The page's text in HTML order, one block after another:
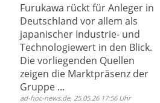
Furukawa rückt für Anleger in
Deutschland vor allem als
japanischer Industrie- und
Technologiewert in den Blick.
Die vorliegenden Quellen
zeigen die Marktpräsenz der
Gruppe ...
ad-hoc-news.de, 25.05.26 17:56 Uhr